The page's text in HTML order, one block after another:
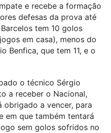
e recebe a formação
defesas da prova até
tem 10 golos
em casa), menos do
Benfica, que tem 11, e o
o técnico Sérgio
a receber o Nacional,
obrigado a vencer, para
em que também tentará
sem golos sofridos no